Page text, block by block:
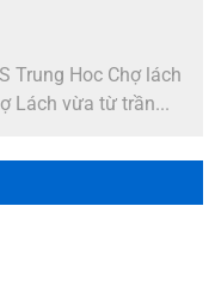
Trung Hoc Chợ lách
Lách vừa từ trần...